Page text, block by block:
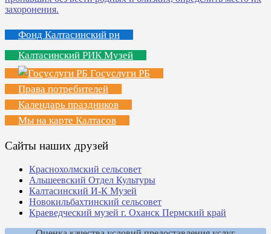
Фонд Калтасинский рн
Калтасинский РИК Музей
Госуслуги РБ
Права потребителей
Календарь праздников
Мы на карте Калтасов
Сайты наших друзей
Краснохолмский сельсовет
Альшеевский Отдел Культуры
Калтасинский И-К Музей
Новокильбахтинский сельсовет
Краеведческий музей г. Оханск Пермский край